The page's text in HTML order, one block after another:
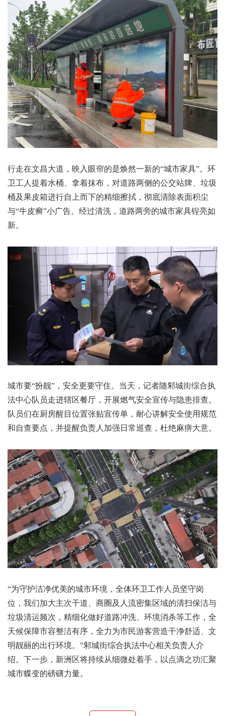
行走在文昌大道，映入眼帘的是焕然一新的“城市家具”。环
卫工人提着水桶、拿着抹布，对道路两侧的公交站牌、垃圾
桶及果皮箱进行自上而下的精细擦拭，彻底清除表面积尘
与“牛皮癣”小广告。经过清洗，道路两旁的城市家具锃亮如
新。
城市要“扮靓”，安全更要守住。当天，记者随邾城街综合执
法中心队员走进辖区餐厅，开展燃气安全宣传与隐患排查。
队员们在厨房醒目位置张贴宣传单，耐心讲解安全使用规范
和自查要点，并提醒负责人加强日常巡查，杜绝麻痹大意。
“为守护洁净优美的城市环境，全体环卫工作人员坚守岗
位，我们加大主次干道、商圈及人流密集区域的清扫保洁与
垃圾清运频次，精细化做好道路冲洗、环境消杀等工作，全
天候保障市容整洁有序，全力为市民游客营造干净舒适、文
明靓丽的出行环境。”邾城街综合执法中心相关负责人介
绍。下一步，新洲区将持续从细微处着手，以点滴之功汇聚
城市蝶变的磅礴力量。